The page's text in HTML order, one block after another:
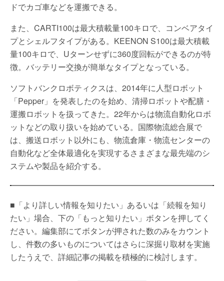
ドでカゴ車などを運搬できる。
また、CARTI100は最大積載量100キロで、コンベアタイ
プとシェルフタイプがある。KEENON S100は最大積載
量100キロで、Uターンせずに360度回転ができるのが特
徴。バッテリー交換が簡単なタイプとなっている。
ソフトバンクロボティクスは、2014年に人型ロボット
「Pepper」を発表したのを始め、清掃ロボットや配膳・
運搬ロボットを扱ってきた。22年からは物流自動化ロボ
ットなどの取り扱いを始めている。国際物流総合展で
は、搬送ロボット以外にも、物流倉庫・物流センターの
自動化など全体最適化を実現するさまざまな最先端のシ
ステムや製品を紹介する。
■「より詳しい情報を知りたい」あるいは「続報を知り
たい」場合、下の「もっと知りたい」ボタンを押してく
ださい。編集部にてボタンが押された数のみをカウント
し、件数の多いものについてはさらに深掘り取材を実施
したうえで、詳細記事の掲載を積極的に検討します。